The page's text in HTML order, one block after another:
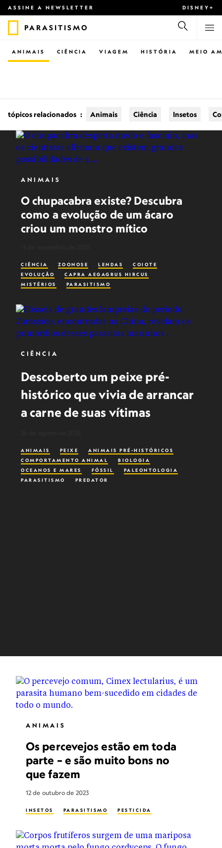
ASSINE A NEWSLETTER DISNEY+
PARASITISMO
CIÊNCIA VIAGEM
ANIMAIS HISTÓRIA MEIO
tópicos relacionados : Animais Ciência Insetos
ANIMAIS
O chupacabra existe? Descubra
como a evolução de um ácaro
criou um monstro mítico
CIÊNCIA ZOONOSE LENDAS
COIOTE
EVOLUÇÃO
CAPRA AEGAGRUS HIRCUS
MISTÉRIOS
PARASITISMO
CIÊNCIA
Descoberto um peixe pré-
histórico que vivia de arrancar
a carne de suas vítimas
ANIMAIS PEIXE
ANIMAIS PRÉ-HISTÓRICOS
COMPORTAMENTO ANIMAL
BIOLOGIA
OCEANOS E MARES
FÓSSIL
PALEONTOLOGIA
PARASITISMO
PREDATOR
ANIMAIS
Os percevejos estão em toda
parte – e são muito bons no
que fazem
12 de outubro de 2023
INSETOS PARASITISMO PESTICIDA